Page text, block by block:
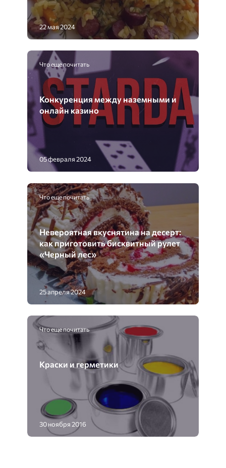
22 мая 2024
Что еще почитать
Конкуренция между наземными и
онлайн казино
05 февраля 2024
Что еще почитать
Невероятная вкуснятина на десерт:
как приготовить бисквитный рулет
«Черный лес»
25 апреля 2024
Что еще почитать
Краски и герметики
30 ноября 2016